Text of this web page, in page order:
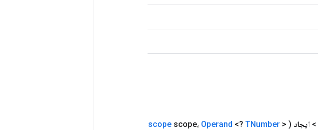
> ایجاد (
scope scope، Operand <? TNumber >